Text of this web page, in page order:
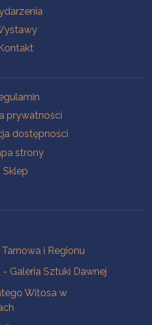
Kontakt
prywatności
dostępności
strony
Sklep
i Regionu
Galeria Sztuki Dawnej
Witosa w